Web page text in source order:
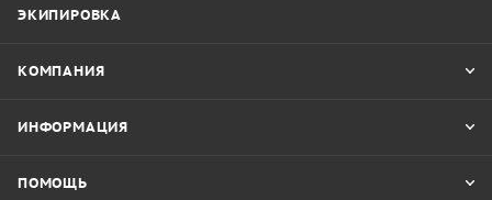
ЭКИПИРОВКА
КОМПАНИЯ
ИНФОРМАЦИЯ
ПОМОЩЬ